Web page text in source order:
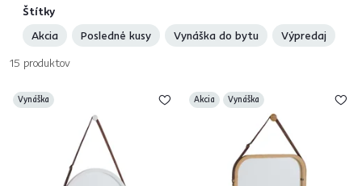
Štítky
Akcia
Posledné kusy Vynáška do bytu Výpredaj
15 produktov
Vynáška Akcia Vynáška